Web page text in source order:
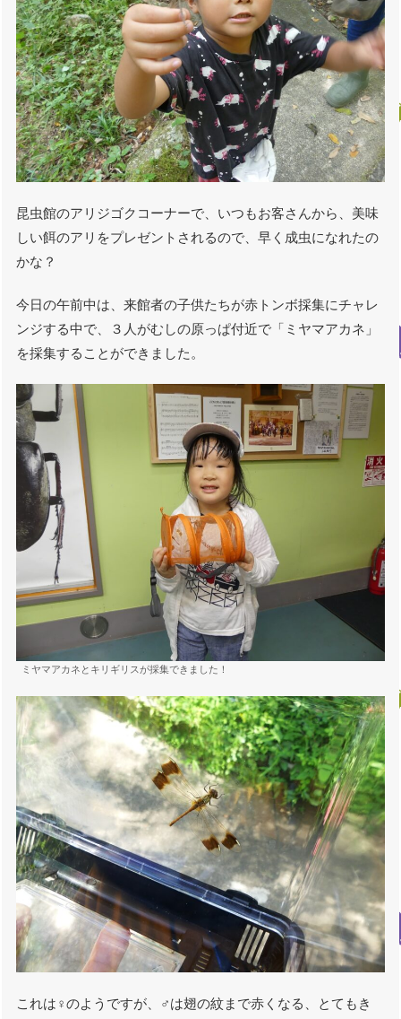
昆虫館のアリジゴクコーナーで、いつもお客さんから、美味
しい餌のアリをプレゼントされるので、早く成虫になれたの
かな？
今日の午前中は、来館者の子供たちが赤トンボ採集にチャレ
ンジする中で、３人がむしの原っぱ付近で「ミヤマアカネ」
を採集することができました。
ミヤマアカネとキリギリスが採集できました！
これは♀のようですが、♂は翅の紋まで赤くなる、とてもき